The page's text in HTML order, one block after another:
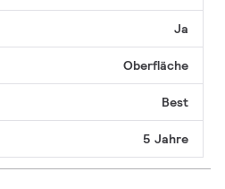
Ja
Oberfläche
Best
5 Jahre